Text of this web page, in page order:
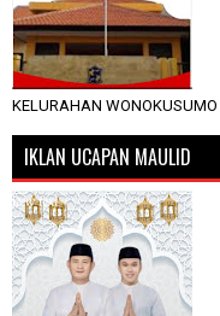
KELURAHAN WONOKUSUMO
IKLAN UCAPAN MAULID